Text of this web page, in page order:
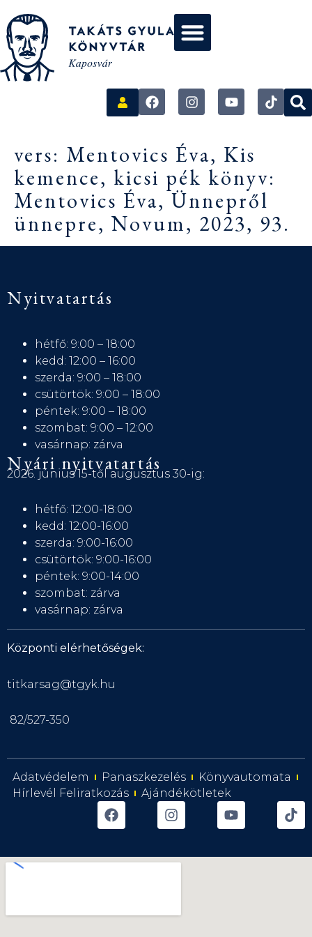
vers: Mentovics Éva, Kis
kemence, kicsi pék könyv:
Mentovics Éva, Ünnepről
ünnepre, Novum, 2023, 93.
Nyitvatartás
hétfő: 9:00 – 18:00
kedd: 12:00 – 16:00
szerda: 9:00 – 18:00
csütörtök: 9:00 – 18:00
péntek: 9:00 – 18:00
szombat: 9:00 – 12:00
vasárnap: zárva
Nyári nyitvatartás
2026. június 15-től augusztus 30-ig:
hétfő: 12:00-18:00
kedd: 12:00-16:00
szerda: 9:00-16:00
csütörtök: 9:00-16:00
péntek: 9:00-14:00
szombat: zárva
vasárnap: zárva
Központi elérhetőségek:
titkarsag@tgyk.hu
82/527-350
Adatvédelem Panaszkezelés
Könyvautomata
Hírlevél Feliratkozás
Ajándékötletek